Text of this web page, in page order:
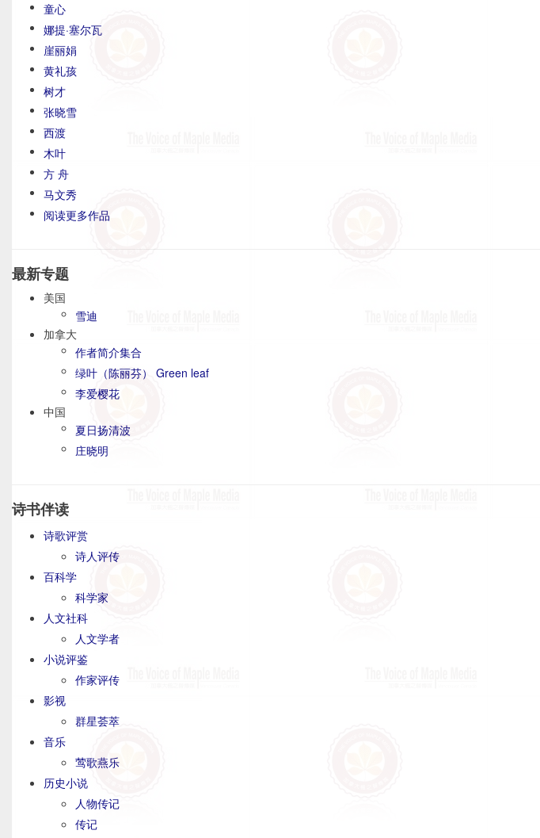
童心
娜提·塞尔瓦
崖丽娟
黄礼孩
树才
张晓雪
西渡
木叶
方 舟
马文秀
阅读更多作品
最新专题
美国
雪迪
加拿大
作者简介集合
绿叶（陈丽芬） Green leaf
李爱樱花
中国
夏日扬清波
庄晓明
诗书伴读
诗歌评赏
诗人评传
百科学
科学家
人文社科
人文学者
小说评鉴
作家评传
影视
群星荟萃
音乐
莺歌燕乐
历史小说
人物传记
传记